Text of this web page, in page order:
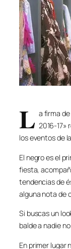
L a firma
2016-17»
los eventos de
El negro es el
fiesta,
tendencias de
alguna nota de
Si buscas un
balde a nadie
En primer lugar